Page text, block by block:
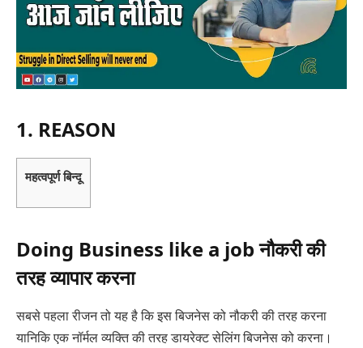
1. REASON
महत्वपूर्ण बिन्दू
Doing Business like a job नौकरी की
तरह व्यापार करना
सबसे पहला रीजन तो यह है कि इस बिजनेस को नौकरी की तरह करना
यानिकि एक नॉर्मल व्यक्ति की तरह डायरेक्ट सेलिंग बिजनेस को करना।